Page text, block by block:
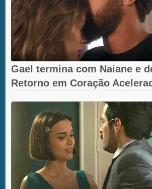
Gael termina com Naiane e
Retorno em Coração